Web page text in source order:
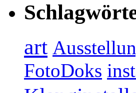
art
FotoDoks